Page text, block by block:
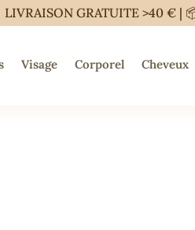
LIVRAISON GRATUITE >40 € |
Visage Corporel Cheveux